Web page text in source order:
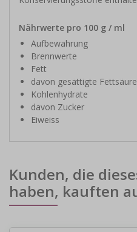
Nährwerte pro 100 g / ml
Aufbewahrung
Brennwerte
Fett
davon gesättigte
Kohlenhydrate
davon Zucker
Eiweiss
Kunden, die
haben, kauften